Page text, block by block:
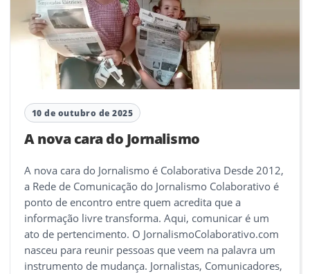
10 de outubro de 2025
A nova cara do Jornalismo
A nova cara do Jornalismo é Colaborativa Desde 2012,
a Rede de Comunicação do Jornalismo Colaborativo é
ponto de encontro entre quem acredita que a
informação livre transforma. Aqui, comunicar é um
ato de pertencimento. O JornalismoColaborativo.com
nasceu para reunir pessoas que veem na palavra um
instrumento de mudança. Jornalistas, Comunicadores,